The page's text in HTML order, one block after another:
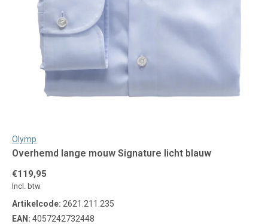
Olymp
Overhemd lange mouw Signature licht blauw
€119,95
Incl. btw
Artikelcode: 2621.211.235
EAN: 4057242732448